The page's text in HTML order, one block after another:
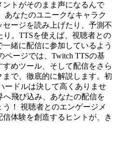
トがそのまま声になるんで
あなたのユニークなキャラク
ージを読み上げたり、予測不
。TTSを使えば、視聴者との
緒に配信に参加しているよう
ページでは、Twitch TTSの基
めツール、そして配信をさら
で、徹底的に解説します。初
ードルは決して高くありませ
へ飛び込み、あなたの配信を
！ 視聴者とのエンゲージメ
体験を創造するヒントが、き